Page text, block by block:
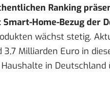
Ranking
Home-Bezug der
wächst stetig.
Milliarden Euro in
in Deutschland